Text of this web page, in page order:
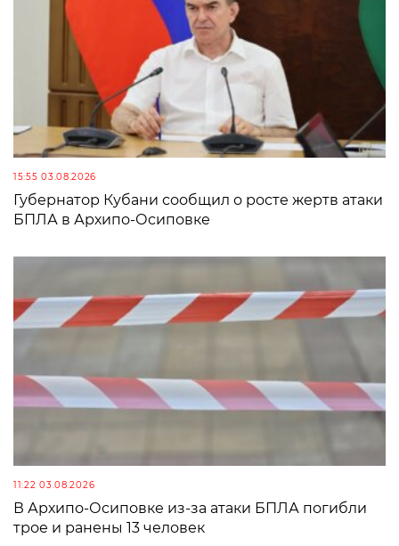
15:55 03.08.2026
Губернатор Кубани сообщил о росте жертв атаки
БПЛА в Архипо-Осиповке
11:22 03.08.2026
В Архипо-Осиповке из-за атаки БПЛА погибли
трое и ранены 13 человек